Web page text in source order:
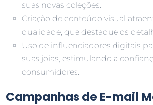
suas novas coleções.
Criação de conteúdo visual
qualidade, que destaque os
Uso de influenciadores digitais
suas joias, estimulando a
consumidores.
Campanhas de E-mail